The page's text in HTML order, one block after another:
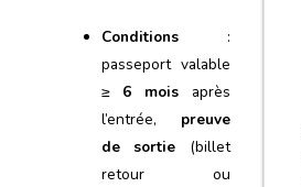
Conditions:
passeport valable
≥ 6 mois après
l’entrée, preuve
de sortie (billet
retour ou